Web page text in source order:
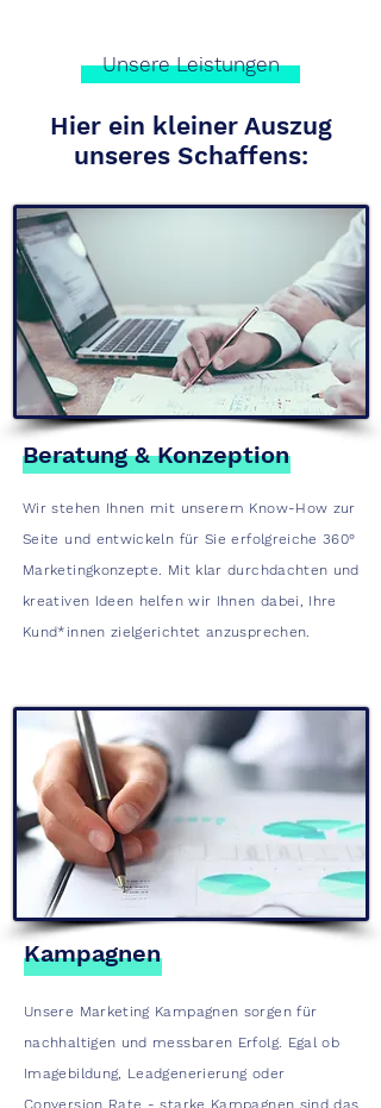
Unsere Leistungen
Hier ein kleiner Auszug
unseres Schaffens:
Beratung & Konzeption
Wir stehen Ihnen mit unserem Know-How zur
Seite und entwickeln für Sie erfolgreiche 360°
Marketingkonzepte. Mit klar durchdachten und
kreativen Ideen helfen wir Ihnen dabei, Ihre
Kund*innen zielgerichtet anzusprechen.
Kampagnen
Unsere Marketing Kampagnen sorgen für
nachhaltigen und messbaren Erfolg. Egal ob
Imagebildung, Leadgenerierung oder
Conversion Rate - starke Kampagnen sind das